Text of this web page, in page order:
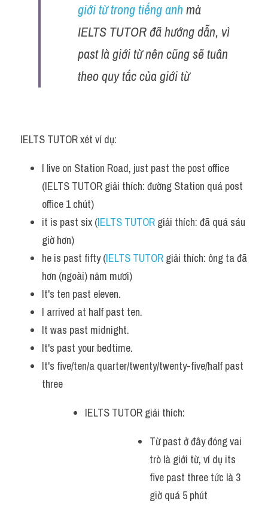
giới từ trong tiếng anh mà
IELTS TUTOR đã hướng dẫn, vì
past là giới từ nên cũng sẽ tuân
theo quy tắc của giới từ
IELTS TUTOR xét ví dụ:
I live on Station Road, just past the post office
(IELTS TUTOR giải thích: đường Station quá post
office 1 chút)
it is past six (IELTS TUTOR giải thích: đã quá sáu
giờ hơn)
he is past fifty (IELTS TUTOR giải thích: ông ta đã
hơn (ngoài) năm mươi)
It's ten past eleven.
I arrived at half past ten.
It was past midnight.
It's past your bedtime.
It's five/ten/a quarter/twenty/twenty-five/half past
three
IELTS TUTOR giải thích:
Từ past ở đây đóng vai
trò là giới từ, ví dụ its
five past three tức là 3
giờ quá 5 phút